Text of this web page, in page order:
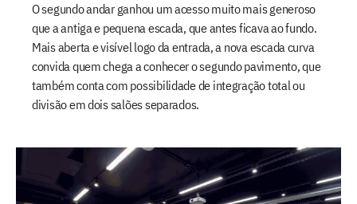
O segundo andar ganhou um acesso muito mais generoso
que a antiga e pequena escada, que antes ficava ao fundo.
Mais aberta e visível logo da entrada, a nova escada curva
convida quem chega a conhecer o segundo pavimento, que
também conta com possibilidade de integração total ou
divisão em dois salões separados.